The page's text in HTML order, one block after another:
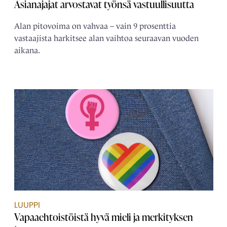
Asianajajat arvostavat työnsä vastuullisuutta
Alan pitovoima on vahvaa – vain 9 prosenttia
vastaajista harkitsee alan vaihtoa seuraavan vuoden
aikana.
LUUPPI
Vapaaehtoistöistä hyvä mieli ja merkityksen